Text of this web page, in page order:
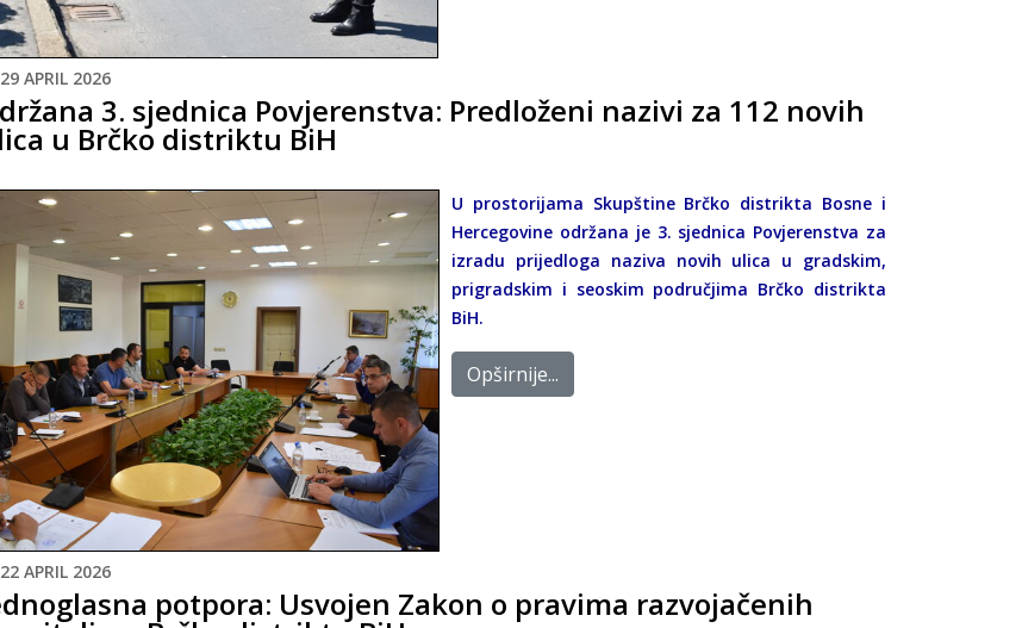
29 APRIL 2026
3. sjednica Povjerenstva: Predloženi nazivi za 112 novih
u Brčko distriktu BiH
U prostorijama Skupštine Brčko distrikta Bosne i
Hercegovine održana je 3. sjednica Povjerenstva za
izradu prijedloga naziva novih ulica u gradskim,
prigradskim i seoskim područjima Brčko distrikta
BiH.
Opširnije...
22 APRIL 2026
potpora: Usvojen Zakon o pravima razvojačenih